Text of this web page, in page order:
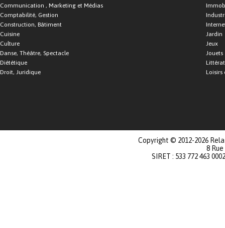
Communication , Marketing et Médias
Comptabilité, Gestion
Construction, Bâtiment
Cuisine
Culture
Danse, Théâtre, Spectacle
Diététique
Droit, Juridique
Jardin
Jeux
Jouets
Loisirs
Copyright © 2012-2026
8
SIRET : 533 772 463